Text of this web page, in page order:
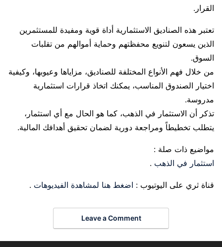
القرار.
تعتبر هذه الصناديق الاستثمارية أداة قوية ومفيدة للمستثمرين
الذين يسعون لتنويع محفظتهم وحماية أموالهم من تقلبات
السوق.
من خلال فهم الأنواع المختلفة للصناديق، مزاياها وعيوبها، وكيفية
اختيار الصندوق المناسب، يمكنك اتخاذ قرارات استثمارية
مدروسة.
تذكر أن الاستثمار في الذهب، كما هو الحال مع أي استثمار،
يتطلب تخطيطاً ومراجعة دورية لضمان تحقيق أهدافك المالية.
مواضيع ذات صلة :
استثمار في الذهب .
قناة ثري على اليوتيوب : اضغط هنا لمشاهدة الفيديوهات .
Leave a Comment